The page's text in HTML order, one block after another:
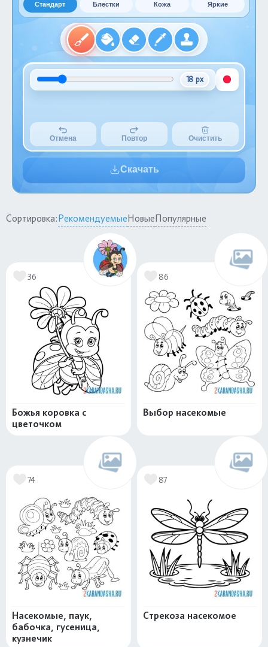
Стандарт Блестки Кожа Яркие
18 px
Отмена Повтор Очистить
Скачать
Сортировка:РекомендуемыеНовыеПопулярные
36
Божья коровка с
цветочком
86
Выбор насекомые
74
Насекомые, паук,
бабочка, гусеница,
кузнечик
87
Стрекоза насекомое